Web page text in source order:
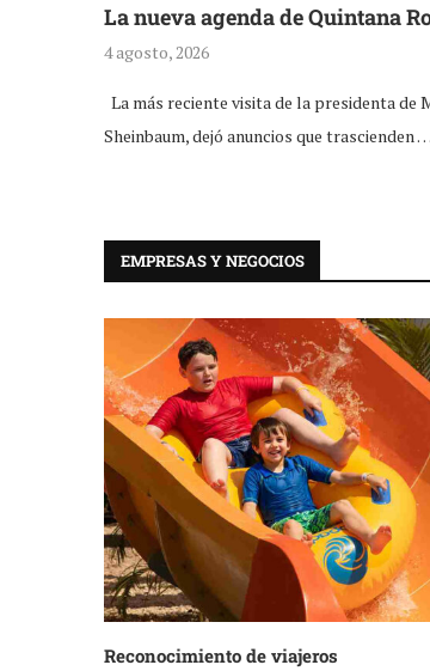
La nueva agenda de Quintana
4 agosto, 2026
La más reciente visita de la presidenta de
Sheinbaum, dejó anuncios que trascienden …
EMPRESAS Y NEGOCIOS
Reconocimiento de viajeros